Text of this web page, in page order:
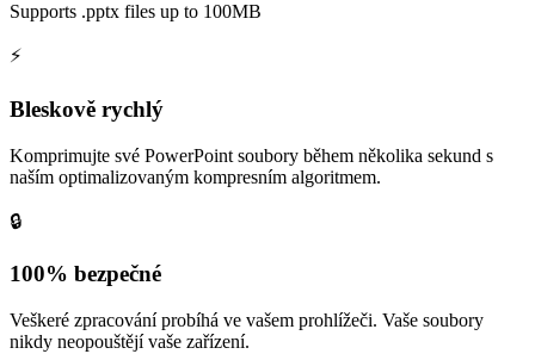
Supports .pptx files up to 100MB
⚡
Bleskově rychlý
Komprimujte své PowerPoint soubory během několika sekund s
naším optimalizovaným kompresním algoritmem.
🔒
100% bezpečné
Veškeré zpracování probíhá ve vašem prohlížeči. Vaše soubory
nikdy neopouštějí vaše zařízení.